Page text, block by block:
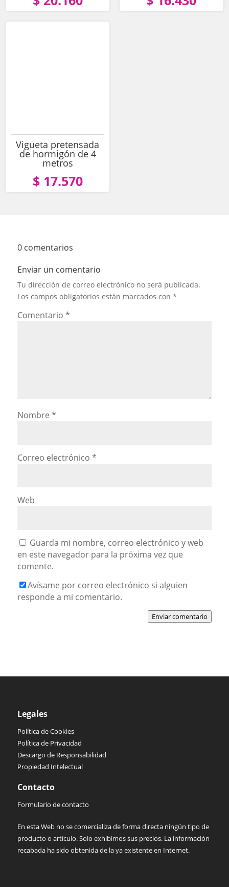
Vigueta pretensada
de hormigón de 4
metros
$ 17.570
0 comentarios
Enviar un comentario
Tu dirección de correo electrónico no será publicada.
Los campos obligatorios están marcados con *
Comentario *
Nombre *
Correo electrónico *
Web
Guarda mi nombre, correo electrónico y web
en este navegador para la próxima vez que
comente.
Avísame por correo electrónico si alguien
responde a mi comentario.
Enviar comentario
Legales
Política de Cookies
Política de Privacidad
Descargo de Responsabilidad
Propiedad Intelectual
Contacto
Formulario de contacto
En esta Web no se comercializa de forma directa ningún tipo de
producto o artículo. Solo exhibimos sus precios. La información
recabada ha sido obtenida de la ya existente en Internet.